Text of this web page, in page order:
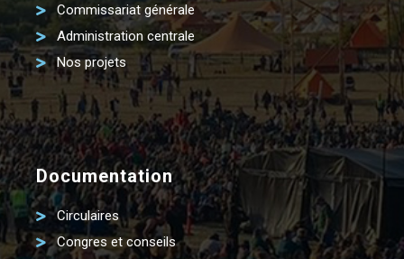
Commissariat générale
Administration centrale
Nos projets
Documentation
Circulaires
Congres et conseils